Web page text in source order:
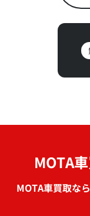
MOTA
MOTA車買取な